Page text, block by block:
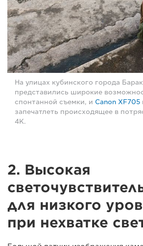
На улицах кубинского города
представились широкие
спонтанной съемки, и Canon XF705
запечатлеть происходящее в
4K.
2. Высокая
для низкого
при нехватке